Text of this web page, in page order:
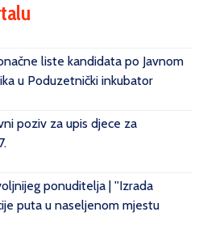
liste kandidata po Javnom
u Poduzetnički inkubator
poziv za upis djece za
ponuditelja | ''Izrada
puta u naseljenom mjestu